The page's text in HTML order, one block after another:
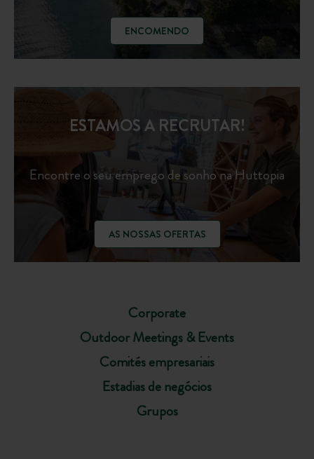
ENCOMENDO
Corporate
Outdoor Meetings & Events
Comités empresariais
Estadias de negócios
Grupos
ESTAMOS A RECRUTAR!
Encontre o seu emprego de sonho na Huttopia
AS NOSSAS OFERTAS